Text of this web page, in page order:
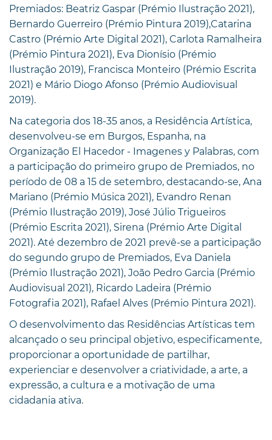
Premiados: Beatriz Gaspar (Prémio Ilustração 2021),
Bernardo Guerreiro (Prémio Pintura 2019),Catarina
Castro (Prémio Arte Digital 2021), Carlota Ramalheira
(Prémio Pintura 2021), Eva Dionísio (Prémio
Ilustração 2019), Francisca Monteiro (Prémio Escrita
2021) e Mário Diogo Afonso (Prémio Audiovisual
2019).
Na categoria dos 18-35 anos, a Residência Artística,
desenvolveu-se em Burgos, Espanha, na
Organização El Hacedor - Imagenes y Palabras, com
a participação do primeiro grupo de Premiados, no
período de 08 a 15 de setembro, destacando-se, Ana
Mariano (Prémio Música 2021), Evandro Renan
(Prémio Ilustração 2019), José Júlio Trigueiros
(Prémio Escrita 2021), Sirena (Prémio Arte Digital
2021). Até dezembro de 2021 prevê-se a participação
do segundo grupo de Premiados, Eva Daniela
(Prémio Ilustração 2021), João Pedro Garcia (Prémio
Audiovisual 2021), Ricardo Ladeira (Prémio
Fotografia 2021), Rafael Alves (Prémio Pintura 2021).
O desenvolvimento das Residências Artísticas tem
alcançado o seu principal objetivo, especificamente,
proporcionar a oportunidade de partilhar,
experienciar e desenvolver a criatividade, a arte, a
expressão, a cultura e a motivação de uma
cidadania ativa.